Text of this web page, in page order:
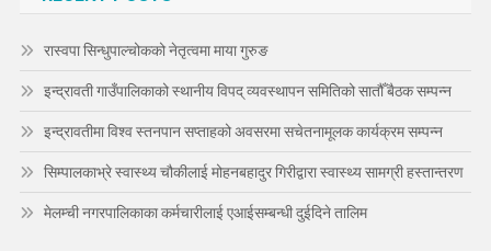
रास्वपा सिन्धुपाल्चोकको नेतृत्वमा माया गुरुङ
इन्द्रावती गाउँपालिकाको स्थानीय विपद् व्यवस्थापन समितिको सातौँ बैठक सम्पन्न
इन्द्रावतीमा विश्व स्तनपान सप्ताहको अवसरमा सचेतनामूलक कार्यक्रम सम्पन्न
सिम्पालकाभ्रे स्वास्थ्य चौकीलाई मोहनबहादुर गिरीद्वारा स्वास्थ्य सामग्री हस्तान्तरण
मेलम्ची नगरपालिकाका कर्मचारीलाई एआईसम्बन्धी दुईदिने तालिम